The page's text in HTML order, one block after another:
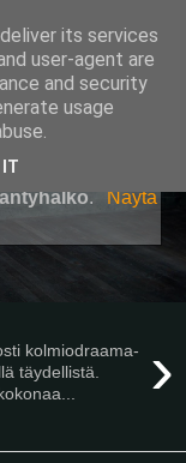
.
Näytä
›
kolmiodraama-
täydellistä.
its services
user-agent are
and security
usage
IT